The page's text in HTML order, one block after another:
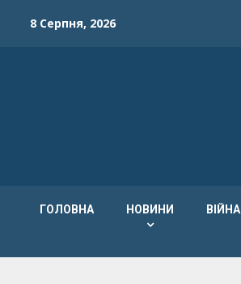
8 Серпня, 2026
ГОЛОВНА НОВИНИ ВІЙНА